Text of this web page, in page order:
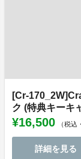
[Cr-
ク (特典キーキ
¥16,500 （税込
詳細を見る